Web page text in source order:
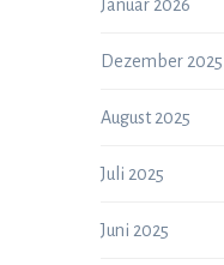
Januar 2026
Dezember 2025
August 2025
Juli 2025
Juni 2025